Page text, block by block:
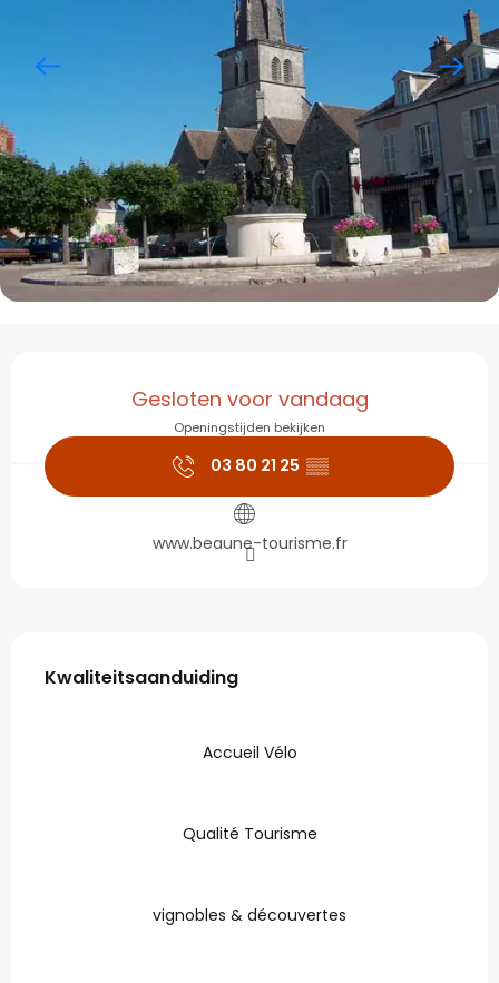
Openingstijden en
Gesloten voor vandaag
Openingstijden bekijken
03 80 21 25 ▒▒
www.beaune-tourisme.fr
Dienstverlening
Kwaliteitsaanduiding
Kwaliteitsaanduiding
Accueil Vélo
Qualité Tourisme
vignobles & découvertes